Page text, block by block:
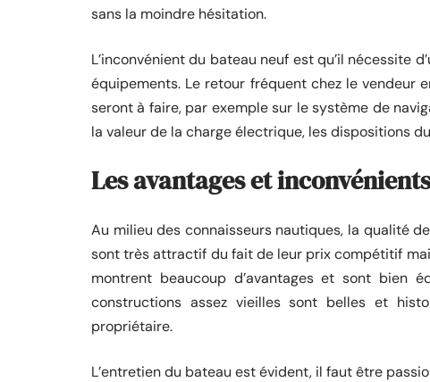
sans la moindre hésitation.
L’inconvénient du bateau neuf est qu’il nécessite
équipements. Le retour fréquent chez le vendeur
seront à faire, par exemple sur le système de
la valeur de la charge électrique, les dispositions
Les avantages et
Au milieu des connaisseurs nautiques, la qualité
sont très attractif du fait de leur prix compétitif
montrent beaucoup d’avantages et sont bien
constructions assez vieilles sont belles et
propriétaire.
L’entretien du bateau est évident, il faut être